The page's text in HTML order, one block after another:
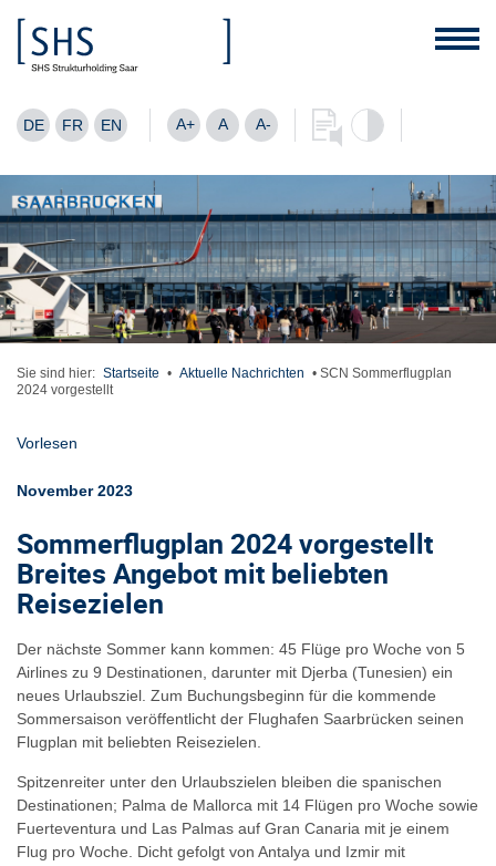
DE FR EN A+ A A-
Sie sind hier: Startseite • Aktuelle Nachrichten • SCN Sommerflugplan
2024 vorgestellt
Vorlesen
November 2023
Sommerflugplan 2024 vorgestellt
Breites Angebot mit beliebten
Reisezielen
Der nächste Sommer kann kommen: 45 Flüge pro Woche von 5
Airlines zu 9 Destinationen, darunter mit Djerba (Tunesien) ein
neues Urlaubsziel. Zum Buchungsbeginn für die kommende
Sommersaison veröffentlicht der Flughafen Saarbrücken seinen
Flugplan mit beliebten Reisezielen.
Spitzenreiter unter den Urlaubszielen bleiben die spanischen
Destinationen; Palma de Mallorca mit 14 Flügen pro Woche sowie
Fuerteventura und Las Palmas auf Gran Canaria mit je einem
Flug pro Woche. Dicht gefolgt von Antalya und Izmir mit